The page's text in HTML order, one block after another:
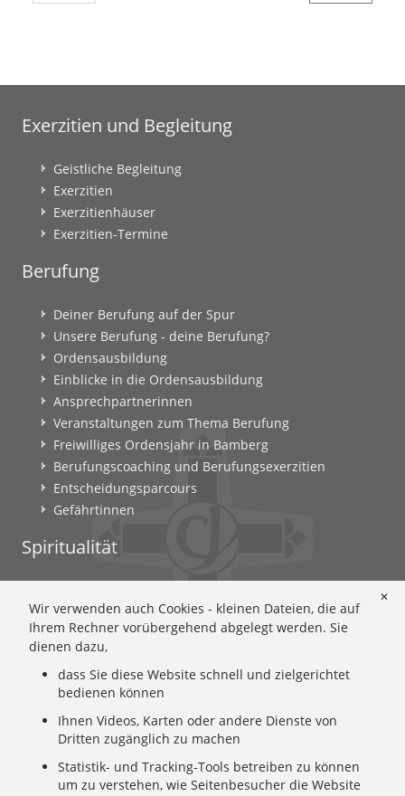
Exerzitien und Begleitung
Geistliche Begleitung
Exerzitien
Exerzitienhäuser
Exerzitien-Termine
Berufung
Deiner Berufung auf der Spur
Unsere Berufung - deine Berufung?
Ordensausbildung
Einblicke in die Ordensausbildung
Ansprechpartnerinnen
Veranstaltungen zum Thema Berufung
Freiwilliges Ordensjahr in Bamberg
Berufungscoaching und Berufungsexerzitien
Entscheidungsparcours
Gefährtinnen
Spiritualität
Ignatianisch beten: Wie geht das? Eine Anleitung
Ignatianisch und weiblich: Mary Wards Spiritualität
Mary-Ward: Geschichte und Texte im Überblick
Mary Ward 400: Mary Wards erster Weg nach Rom
Spirituelle Impulse
Zeitschrift: Spiritualität konkret
Gemeinschaft
✕
Wir verwenden auch Cookies - kleinen Dateien, die auf
Ihrem Rechner vorübergehend abgelegt werden. Sie
dienen dazu,
dass Sie diese Website schnell und zielgerichtet
bedienen können
Ihnen Videos, Karten oder andere Dienste von
Dritten zugänglich zu machen
Statistik- und Tracking-Tools betreiben zu können
um zu verstehen, wie Seitenbesucher die Website